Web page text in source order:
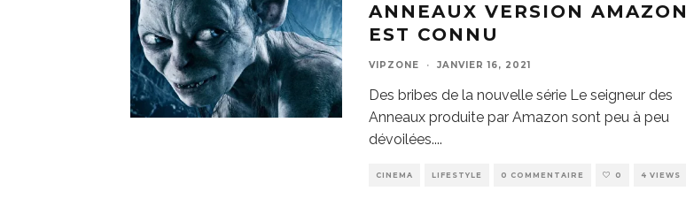
ANNEAUX VERSION AMAZON
EST CONNU
VIPZONE · JANVIER 16, 2021
Des bribes de la nouvelle série Le seigneur des
Anneaux produite par Amazon sont peu à peu
dévoilées....
CINEMA LIFESTYLE 0 COMMENTAIRE 0 4 VIEWS